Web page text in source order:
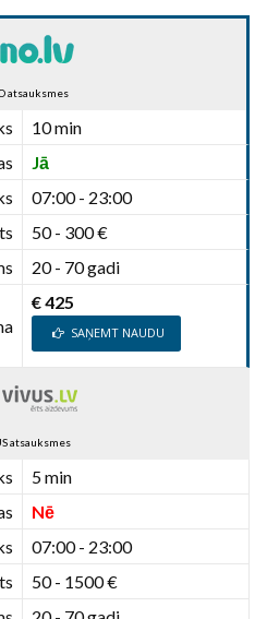
atsauksmes
10 min
Jā
07:00 - 23:00
50 - 300 €
20 - 70 gadi
€ 425
SAŅEMT NAUDU
atsauksmes
5 min
Nē
07:00 - 23:00
50 - 1500 €